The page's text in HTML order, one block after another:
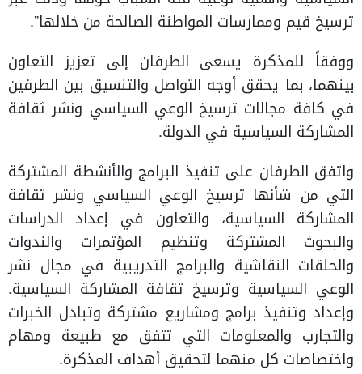
ترسيخ قيم وممارسات المواطنة الصالحة من خلالها”.
ووفقاً للمذكرة يسعى الطرفان إلى تعزيز التعاون
بينهما، بما يحقق أوجه التواصل والتنسيق بين الطرفين
في كافة مجالات ترسيخ الوعي السياسي ونشر ثقافة
المشاركة السياسية في الدولة.
واتفق الطرفان على تنفيذ البرامج والأنشطة المشتركة
التي من شأنها ترسيخ الوعي السياسي ونشر ثقافة
المشاركة السياسية، والتعاون في إعداد الدراسات
والبحوث المشتركة وتنظيم المؤتمرات والندوات
والحلقات النقاشية والبرامج التدريبية في مجال نشر
الوعي السياسية وترسيخ ثقافة المشاركة السياسية.
وإعداد وتنفيذ برامج ومشاريع مشتركة وتبادل الخبرات
والتجارب والمعلومات التي تتفق مع طبيعة ومهام
واختصاصات كل منهما لتحقيق أهداف المذكرة.